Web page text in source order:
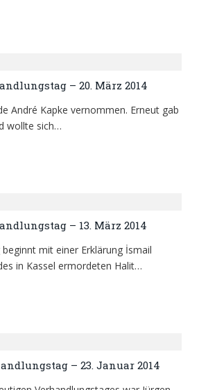
– 20. März 2014
André Kapke vernommen. Erneut gab
wollte sich…
– 13. März 2014
mit einer Erklärung İsmail
in Kassel ermordeten Halit…
– 23. Januar 2014